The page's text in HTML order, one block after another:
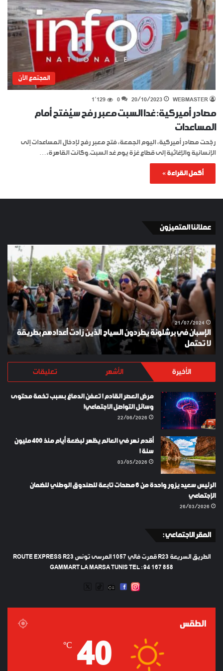
المجتمع الآن
WEBMASTER
20/10/2023
0 1٬129
مصادر أميركية: غدا السبت معبر رفح سيُفتح أمام
المساعدات
رجّحت مصادر أميركية، اليوم الجمعة، فتح معبر رفح لإدخال المساعدات إلى
الإنسانية والإغاثية إلى قطاع غزة يوم غد السبت.وكانت القاهرة،…
أكمل القراءة »
عملائنا المتميزون
الإسبان
في
برشلونة
يطردون
السياح
الذين
زادت
أعدادهم
بطريقة
تحتمل
21/07/2024
الإسبان في برشلونة يطردون السياح الذين زادت أعدادهم بطريقة
لا تحتمل
الأخيرة الأشهر تعليقات
مرض العصر القادم ! تعفن الدماغ بسبب تخمة محتوى
وسائل التواصل الاجتماعي!
22/06/2026
أقدم نهر في العالم يظهر لبضعة أيام منذ 400 مليون
سنة !
03/05/2026
الرئيس سعيد يزور واحدة من 6 مصحات تابعة للصندوق الوطني للضمان
الإجتماعي
26/03/2026
المقر الاجتماعي :
الطريق السريعة R23 قمرت فالي 1057 المرسى تونس ROUTE EXPRESS R23
GAMMART LA MARSA TUNIS TEL : 94 167 858
INSTAGRAM
FACEBOOK
RADIO
TIKTOK
الطقس
40
℃